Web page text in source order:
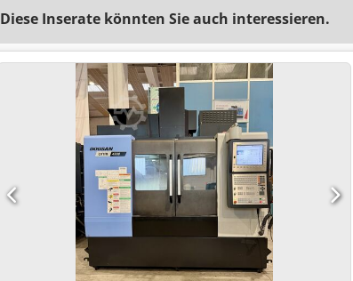
Diese Inserate könnten Sie auch interessieren.